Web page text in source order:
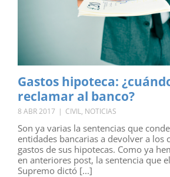
Gastos hipoteca:
reclamar al banco?
8 ABR 2017 | CIVIL, NOTICIAS
Son ya varias la sentencias que
entidades bancarias a devolver a los
gastos de sus hipotecas. Como ya
en anteriores post, la sentencia que
Supremo dictó [...]